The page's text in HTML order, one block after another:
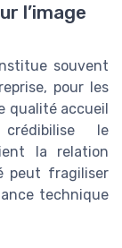
l’image
souvent
pour les
qualité accueil
le
la relation
peut fragiliser
technique